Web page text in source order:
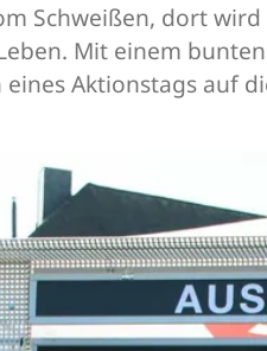
Schweißen, dort
Mit einem
Aktionstags auf